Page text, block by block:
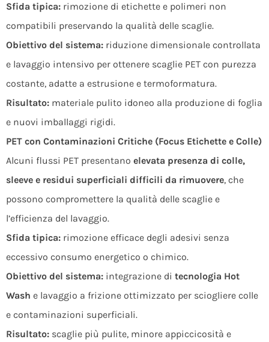
Sfida tipica: rimozione di etichette e polimeri non
compatibili preservando la qualità delle scaglie.
Obiettivo del sistema: riduzione dimensionale controllata
e lavaggio intensivo per ottenere scaglie PET con purezza
costante, adatte a estrusione e termoformatura.
Risultato: materiale pulito idoneo alla produzione di foglia
e nuovi imballaggi rigidi.
PET con Contaminazioni Critiche (Focus Etichette e Colle)
Alcuni flussi PET presentano elevata presenza di colle,
sleeve e residui superficiali difficili da rimuovere, che
possono compromettere la qualità delle scaglie e
l’efficienza del lavaggio.
Sfida tipica: rimozione efficace degli adesivi senza
eccessivo consumo energetico o chimico.
Obiettivo del sistema: integrazione di tecnologia Hot
Wash e lavaggio a frizione ottimizzato per sciogliere colle
e contaminazioni superficiali.
Risultato: scaglie più pulite, minore appiccicosità e